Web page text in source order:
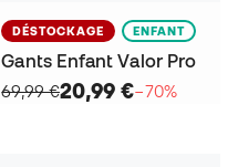
DÉSTOCKAGE ENFANT
Gants Enfant Valor Pro
69,99 €20,99 €−70%